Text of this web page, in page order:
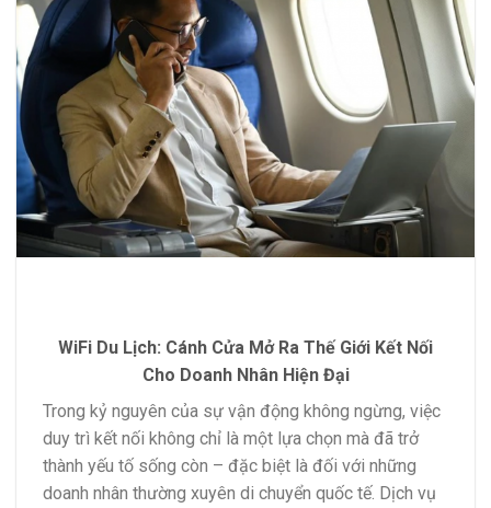
WiFi Du Lịch: Cánh Cửa Mở Ra Thế Giới Kết Nối
Cho Doanh Nhân Hiện Đại
Trong kỷ nguyên của sự vận động không ngừng, việc
duy trì kết nối không chỉ là một lựa chọn mà đã trở
thành yếu tố sống còn – đặc biệt là đối với những
doanh nhân thường xuyên di chuyển quốc tế. Dịch vụ